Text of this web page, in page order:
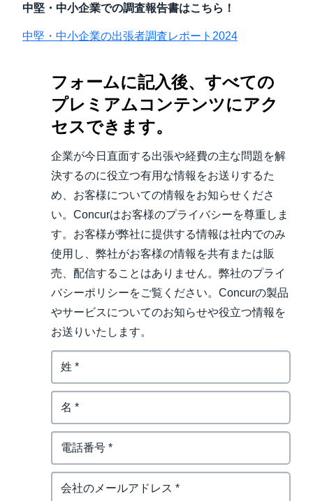
中堅・中小企業での調査報告書はこちら！
中堅・中小企業の出張者調査レポート2024
フォームに記入後、すべての
プレミアムコンテンツにアク
セスできます。
企業が今日直面する出張や経費の主な問題を解
決するのに役立つ有用な情報をお送りするた
め、お客様についての情報をお知らせくださ
い。Concurはお客様のプライバシーを尊重しま
す。お客様が弊社に提供する情報は社内でのみ
使用し、弊社がお客様の情報を共有または販
売、配信することはありません。弊社のプライ
バシーポリシーをご覧ください。Concurの製品
やサービスについてのお知らせや役立つ情報を
お送りいたします。